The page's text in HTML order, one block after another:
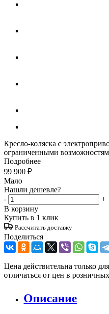
Кресло-коляска с
ограниченными
Подробнее
99 900 ₽
Мало
Нашли дешевле?
-
+
В корзину
Купить в 1 клик
Рассчитать доставку
Поделиться
Цена действительна только
отличаться от цен в
Описание